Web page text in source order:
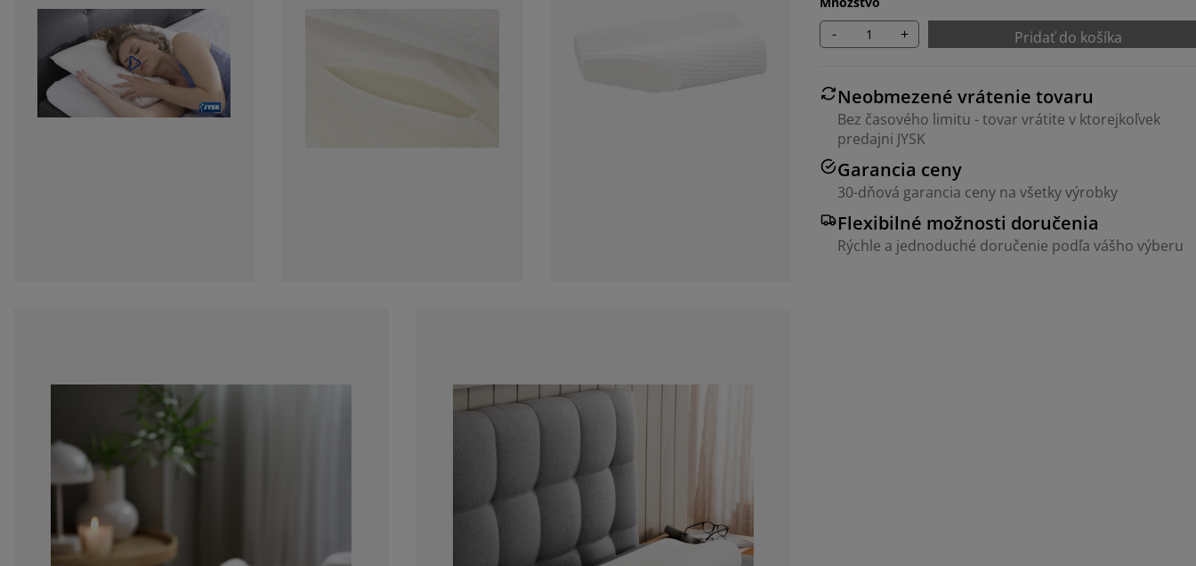
- + Pridať do košíka
Neobmezené vrátenie tovaru
Bez časového limitu - tovar vrátite v ktorejkoľvek
predajni JYSK
Garancia ceny
30-dňová garancia ceny na všetky výrobky
Flexibilné možnosti doručenia
Rýchle a jednoduché doručenie podľa vášho výberu